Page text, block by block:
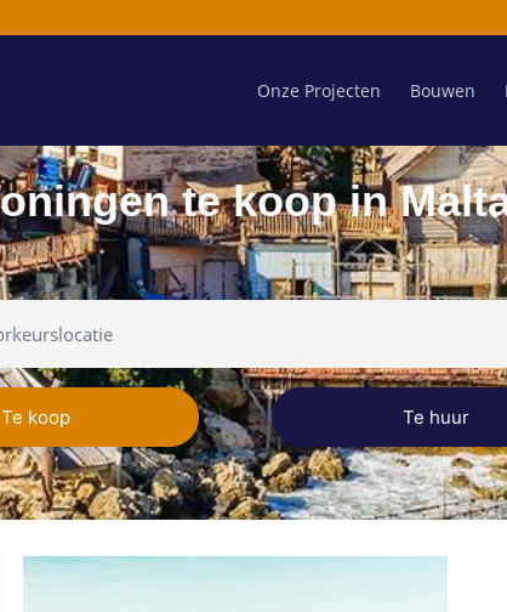
Onze Projecten Bouwen
te koop in
Te koop Te huur